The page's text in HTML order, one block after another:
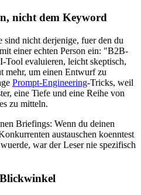
nicht dem Keyword
nicht derjenige, fuer den du
einer echten Person ein: "B2B-
Tool evaluieren, leicht skeptisch,
mehr, um einen Entwurf zu
Prompt-Engineering-Tricks, weil
eine Tiefe und eine Reihe von
zu mitteln.
Briefings: Wenn du deinen
austauschen koenntest
war der Leser nie spezifisch